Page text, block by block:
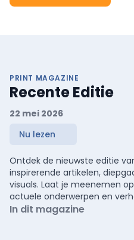
PRINT MAGAZINE
Recente Editie
22 mei 2026
Nu lezen
Ontdek de nieuwste editie
inspirerende artikelen,
visuals. Laat je meenemen
actuele onderwerpen en
In dit magazine